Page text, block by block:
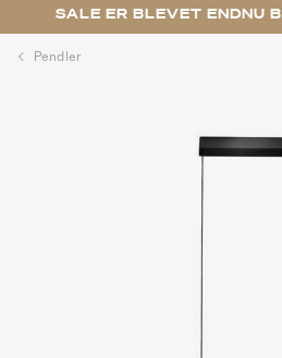
SALE ER BLEVET ENDNU
Pendler